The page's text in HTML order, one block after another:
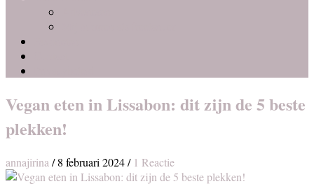
Vegan eten in Lissabon: dit zijn de 5 beste
plekken!
annajirina /8 februari 2024/ 1 Reactie